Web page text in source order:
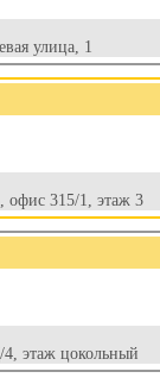
улица, 1
офис 315/1, этаж 3
этаж цокольный